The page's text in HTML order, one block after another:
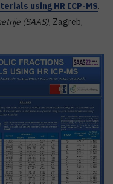
using HR ICP-MS.
(SAAS), Zagreb,